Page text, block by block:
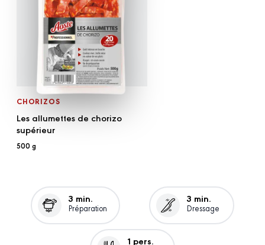
CHORIZOS
Les allumettes de chorizo
supérieur
500 g
3 min.
Préparation
3 min.
Dressage
1 pers.